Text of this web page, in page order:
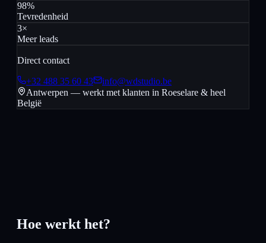
98%
Tevredenheid
3×
Meer leads
Direct contact
+32 488 35 60 43
info@wdstudio.be
Antwerpen — werkt met klanten in Roeselare & heel
België
Hoe werkt het?